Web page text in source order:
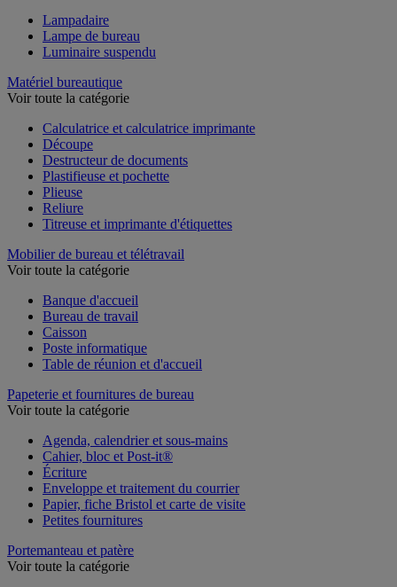
Lampadaire
Lampe de bureau
Luminaire suspendu
Matériel bureautique
Voir toute la catégorie
Calculatrice et calculatrice imprimante
Découpe
Destructeur de documents
Plastifieuse et pochette
Plieuse
Reliure
Titreuse et imprimante d'étiquettes
Mobilier de bureau et télétravail
Voir toute la catégorie
Banque d'accueil
Bureau de travail
Caisson
Poste informatique
Table de réunion et d'accueil
Papeterie et fournitures de bureau
Voir toute la catégorie
Agenda, calendrier et sous-mains
Cahier, bloc et Post-it®
Écriture
Enveloppe et traitement du courrier
Papier, fiche Bristol et carte de visite
Petites fournitures
Portemanteau et patère
Voir toute la catégorie